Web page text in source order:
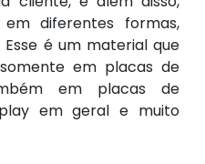
diferentes formas,
é um material que
em placas de
em placas de
em geral e muito